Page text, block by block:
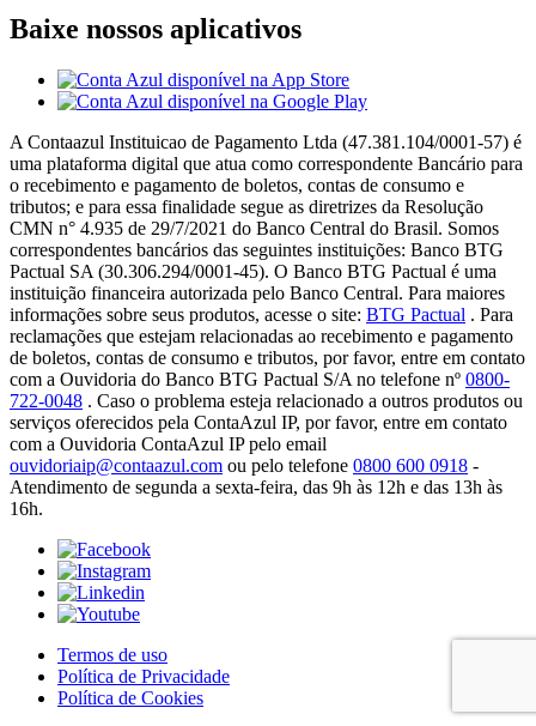
Baixe nossos aplicativos
A Contaazul Instituicao de Pagamento Ltda (47.381.104/0001-57) é
uma plataforma digital que atua como correspondente Bancário para
o recebimento e pagamento de boletos, contas de consumo e
tributos; e para essa finalidade segue as diretrizes da Resolução
CMN n° 4.935 de 29/7/2021 do Banco Central do Brasil. Somos
correspondentes bancários das seguintes instituições: Banco BTG
Pactual SA (30.306.294/0001-45). O Banco BTG Pactual é uma
instituição financeira autorizada pelo Banco Central. Para maiores
informações sobre seus produtos, acesse o site: BTG Pactual . Para
reclamações que estejam relacionadas ao recebimento e pagamento
de boletos, contas de consumo e tributos, por favor, entre em contato
com a Ouvidoria do Banco BTG Pactual S/A no telefone nº 0800-
722-0048 . Caso o problema esteja relacionado a outros produtos ou
serviços oferecidos pela ContaAzul IP, por favor, entre em contato
com a Ouvidoria ContaAzul IP pelo email
ouvidoriaip@contaazul.com ou pelo telefone 0800 600 0918 -
Atendimento de segunda a sexta-feira, das 9h às 12h e das 13h às
16h.
Termos de uso
Política de Privacidade
Política de Cookies